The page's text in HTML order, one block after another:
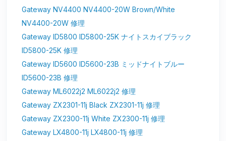
Gateway NV4400 NV4400-20W Brown/White
NV4400-20W 修理
Gateway ID5800 ID5800-25K ナイトスカイブラック
ID5800-25K 修理
Gateway ID5600 ID5600-23B ミッドナイトブルー
ID5600-23B 修理
Gateway ML6022j2 ML6022j2 修理
Gateway ZX2301-11j Black ZX2301-11j 修理
Gateway ZX2300-11j White ZX2300-11j 修理
Gateway LX4800-11j LX4800-11j 修理